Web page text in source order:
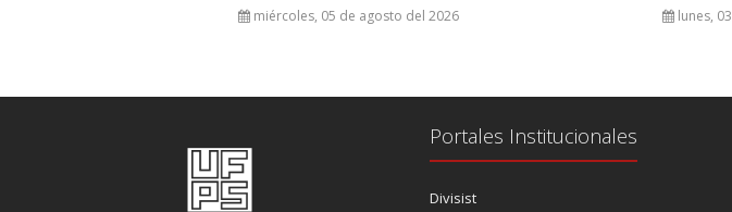
miércoles, 05 de agosto del 2026 lunes,
Portales Institucionales
Divisist